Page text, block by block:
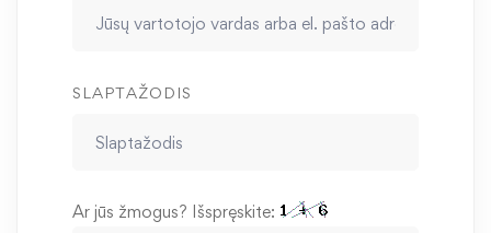
SLAPTAŽODIS
Ar jūs žmogus? Išspręskite: